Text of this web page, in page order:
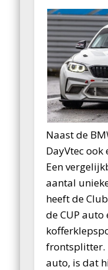
Naast de
DayVtec
Een
aantal
heeft de
de CUP auto
frontsplitter.
auto, is dat